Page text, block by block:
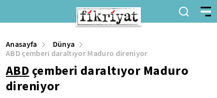
Anasayfa
Dünya
ABD çemberi daraltıyor Maduro direniyor
ABD çemberi daraltıyor Maduro
direniyor